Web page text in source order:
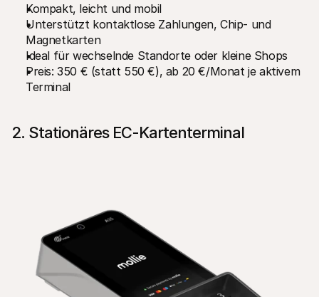
Kompakt, leicht und mobil
Unterstützt kontaktlose Zahlungen, Chip- und
Magnetkarten
Ideal für wechselnde Standorte oder kleine Shops
Preis: 350 € (statt 550 €), ab 20 €/Monat je aktivem
Terminal
2. Stationäres EC-Kartenterminal